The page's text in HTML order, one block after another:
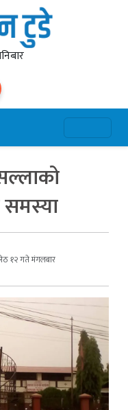
१२ गते मंगलबार